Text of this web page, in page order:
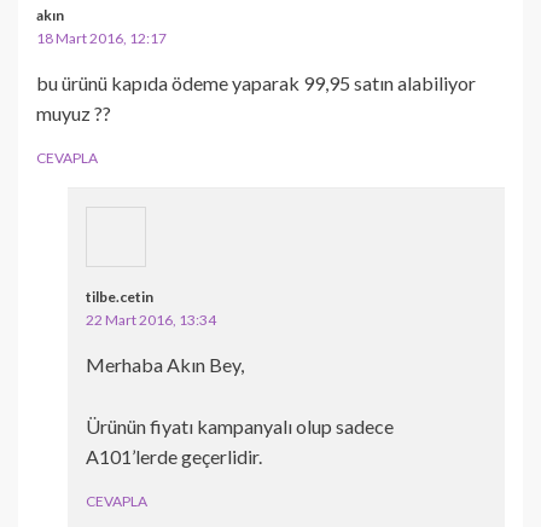
akın
18 Mart 2016, 12:17
bu ürünü kapıda ödeme yaparak 99,95 satın alabiliyor
muyuz ??
CEVAPLA
tilbe.cetin
22 Mart 2016, 13:34
Merhaba Akın Bey,
Ürünün fiyatı kampanyalı olup sadece
A101’lerde geçerlidir.
CEVAPLA